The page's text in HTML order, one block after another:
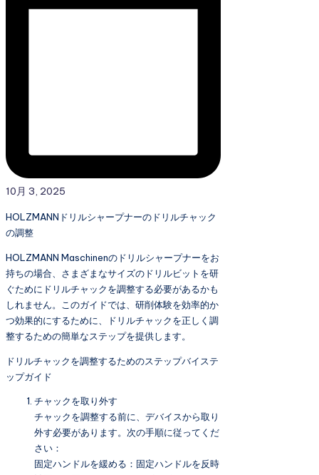
10月 3, 2025
HOLZMANNドリルシャープナーのドリルチャック
の調整
HOLZMANN Maschinenのドリルシャープナーをお
持ちの場合、さまざまなサイズのドリルビットを研
ぐためにドリルチャックを調整する必要があるかも
しれません。このガイドでは、研削体験を効率的か
つ効果的にするために、ドリルチャックを正しく調
整するための簡単なステップを提供します。
ドリルチャックを調整するためのステップバイステ
ップガイド
チャックを取り外す
チャックを調整する前に、デバイスから取り
外す必要があります。次の手順に従ってくだ
さい：
固定ハンドルを緩める：固定ハンドルを反時